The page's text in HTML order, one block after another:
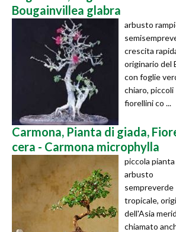
Bougainvillea glabra
arbusto
crescita
originario del
con foglie
chiaro, piccoli
fiorellini co ...
Carmona, Pianta di giada,
cera - Carmona microphylla
piccola pianta
arbusto
sempreverde
tropicale,
dell'Asia
chiamato